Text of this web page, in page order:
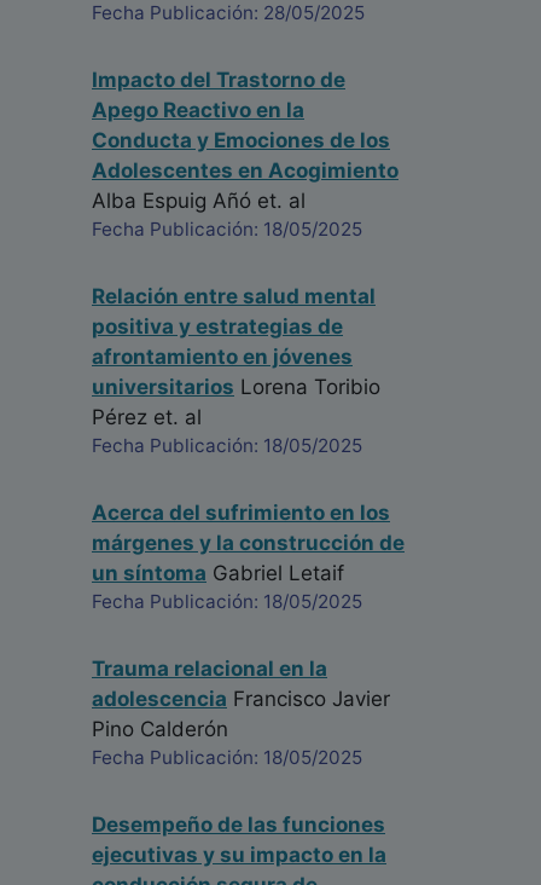
Fecha Publicación: 28/05/2025
Impacto del Trastorno de
Apego Reactivo en la
Conducta y Emociones de los
Adolescentes en Acogimiento
Alba Espuig Añó et. al
Fecha Publicación: 18/05/2025
Relación entre salud mental
positiva y estrategias de
afrontamiento en jóvenes
universitarios Lorena Toribio
Pérez et. al
Fecha Publicación: 18/05/2025
Acerca del sufrimiento en los
márgenes y la construcción de
un síntoma Gabriel Letaif
Fecha Publicación: 18/05/2025
Trauma relacional en la
adolescencia Francisco Javier
Pino Calderón
Fecha Publicación: 18/05/2025
Desempeño de las funciones
ejecutivas y su impacto en la